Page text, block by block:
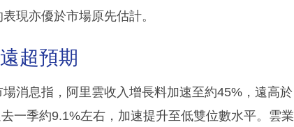
現亦優於市場原先估計。
超預期
消息指，阿里雲收入增長料加速至約45%，遠高於
一季約9.1%左右，加速提升至低雙位數水平。雲業